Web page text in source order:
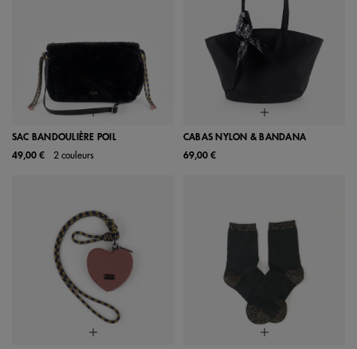
SAC BANDOULIÈRE POIL
49,00 €
2 couleurs
CABAS NYLON & BANDANA
69,00 €